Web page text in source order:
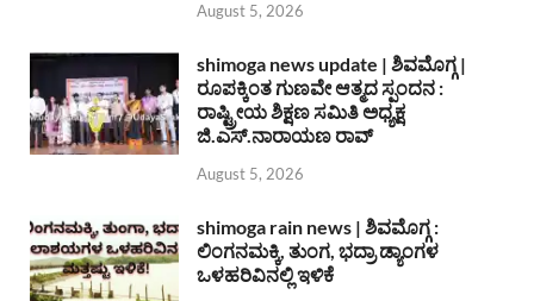
August 5, 2026
shimoga news update | ಶಿವಮೊಗ್ಗ |
ರೂಪಕ್ಕಿಂತ ಗುಣವೇ ಆತ್ಮದ ಸ್ಪಂದನ :
ರಾಷ್ಟ್ರೀಯ ಶಿಕ್ಷಣ ಸಮಿತಿ ಅಧ್ಯಕ್ಷ
ಜಿ.ಎಸ್.ನಾರಾಯಣ ರಾವ್
August 5, 2026
shimoga rain news | ಶಿವಮೊಗ್ಗ :
ಲಿಂಗನಮಕ್ಕಿ, ತುಂಗ, ಭದ್ರಾ ಡ್ಯಾಂಗಳ
ಒಳಹರಿವಿನಲ್ಲಿ ಇಳಿಕೆ